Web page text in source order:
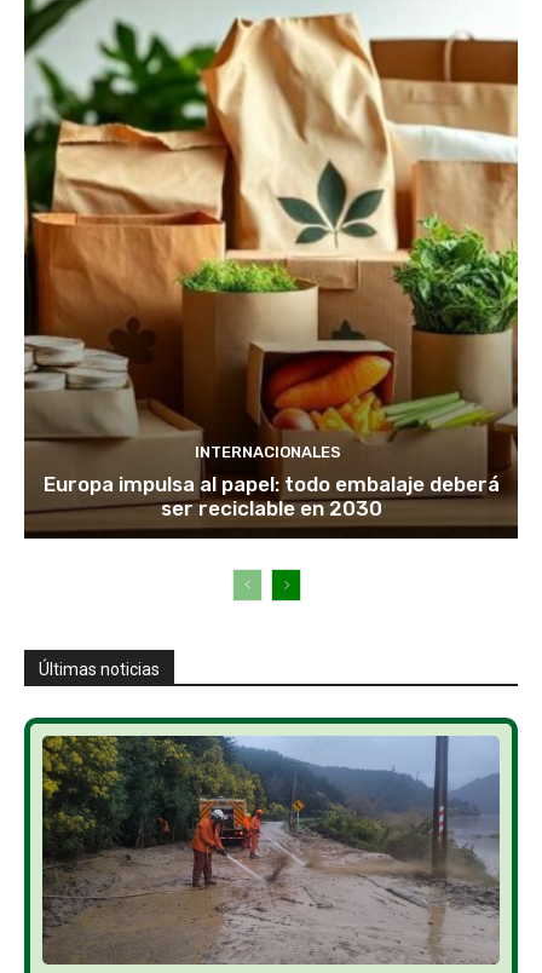
INTERNACIONALES
Europa impulsa al papel: todo embalaje deberá
ser reciclable en 2030
Últimas noticias